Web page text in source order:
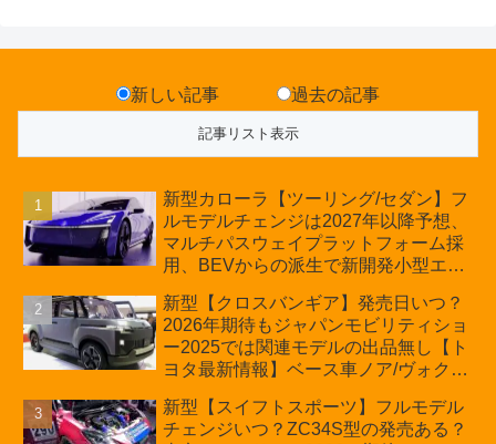
新しい記事 過去の記事
新型カローラ【ツーリング/セダン】フ
ルモデルチェンジは2027年以降予想、
マルチパスウェイプラットフォーム採
用、BEVからの派生で新開発小型エン
の採用は無しか【トヨタ最新情報】60
周年記念車発売
新型【クロスバンギア】発売日いつ？
2026年期待もジャパンモビリティショ
ー2025では関連モデルの出品無し【ト
ヨタ最新情報】ベース車ノア/ヴォクシ
ほか「コア」と「ツール」、デリカ
D:5対抗のクロスオーバーSUVミニバ
新型【スイフトスポーツ】フルモデル
チェンジいつ？ZC34S型の発売ある？